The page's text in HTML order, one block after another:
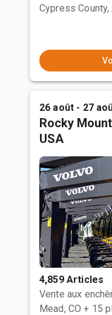
Cypress County,
26 août - 27
Rocky
USA
4,859 Articles
Vente aux
Mead, CO + 15